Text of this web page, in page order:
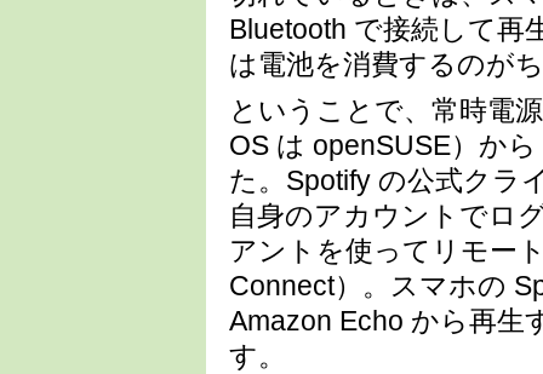
Bluetooth で接続して再
は電池を消費するのが
ということで、常時電
OS は openSUSE）か
た。Spotify の公式クラ
自身のアカウントでロ
アントを使ってリモー
Connect）。スマホの
Amazon Echo から再生
す。